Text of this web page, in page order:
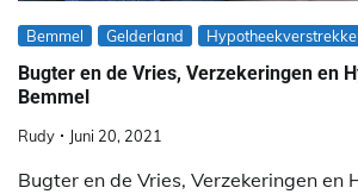
Bemmel Gelderland
Bugter en de Vries, Verzekeringen en
Bemmel
Rudy Juni 20, 2021
Bugter en de Vries, Verzekeringen en